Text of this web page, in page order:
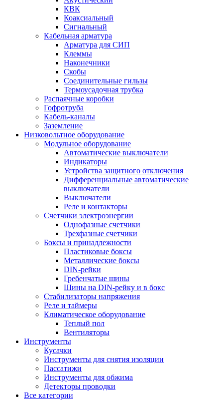
КВК
Коаксиальный
Сигнальный
Кабельная арматура
Арматура для СИП
Клеммы
Наконечники
Скобы
Соединительные гильзы
Термоусадочная трубка
Распаячные коробки
Гофротруба
Кабель-каналы
Заземление
Низковольтное оборудование
Модульное оборудование
Автоматические выключатели
Индикаторы
Устройства защитного отключения
Дифференциальные автоматические
выключатели
Выключатели
Реле и контакторы
Счетчики электроэнергии
Однофазные счетчики
Трехфазные счетчики
Боксы и принадлежности
Пластиковые боксы
Металлические боксы
DIN-рейки
Гребенчатые шины
Шины на DIN-рейку и в бокс
Стабилизаторы напряжения
Реле и таймеры
Климатическое оборудование
Теплый пол
Вентиляторы
Инструменты
Кусачки
Инструменты для снятия изоляции
Пассатижи
Инструменты для обжима
Детекторы проводки
Все категории